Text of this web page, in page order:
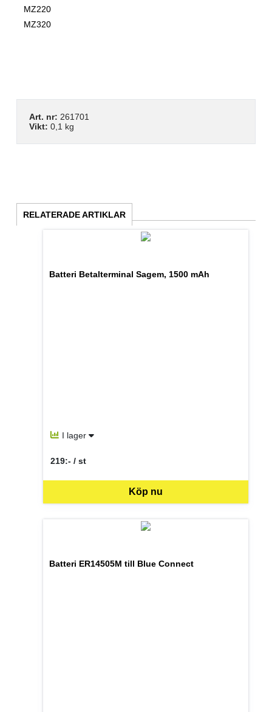
MZ220
MZ320
Art. nr: 261701
Vikt: 0,1 kg
RELATERADE ARTIKLAR
Batteri Betalterminal Sagem, 1500 mAh
I lager
Köp nu
219:- / st
SEK per ST
Batteri ER14505M till Blue Connect